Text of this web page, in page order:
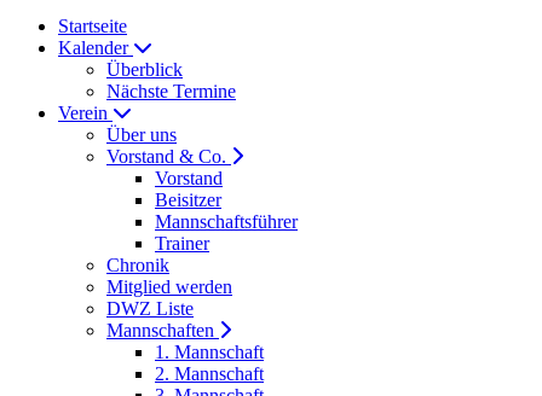
Startseite
Kalender
Überblick
Nächste Termine
Verein
Über uns
Vorstand & Co.
Vorstand
Beisitzer
Mannschaftsführer
Trainer
Chronik
Mitglied werden
DWZ Liste
Mannschaften
1. Mannschaft
2. Mannschaft